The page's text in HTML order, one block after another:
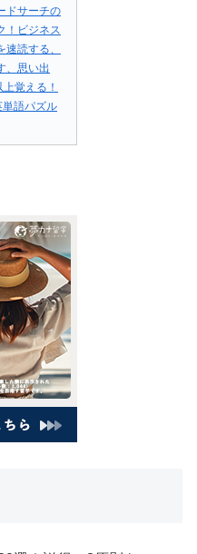
ドサーチの
！ビジネス
読する、
、思い出
覚える！
語パズル